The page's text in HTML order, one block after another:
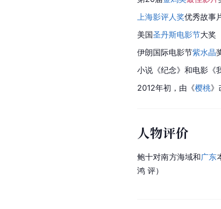
上海影评人奖优秀故事
美国圣丹斯电影节大奖
伊朗国际电影节紫水晶
小说《纪念》和电影《
2012年初，由《樱桃》
人物评价
鲍十对南方海域和广东
鸿 评）